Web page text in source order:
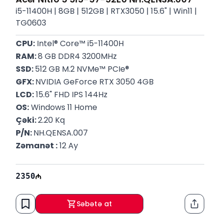
i5-11400H | 8GB | 512GB | RTX3050 | 15.6" | Win11 |
TG0603
CPU: Intel® Core™ i5-11400H
RAM: 8 GB DDR4 3200MHz
SSD: 512 GB M.2 NVMe™ PCIe®
GFX: NVIDIA GeForce RTX 3050 4GB
LCD:15.6" FHD IPS 144Hz
OS: Windows 11 Home
Çəki: 2.20 Kq
P/N: NH.QENSA.007
Zəmanət : 12 Ay
2350
Səbətə at